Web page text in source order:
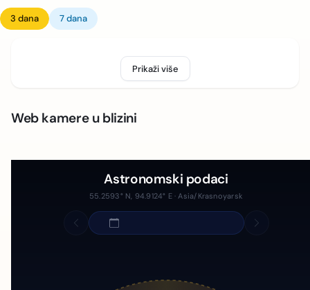
3 dana 7 dana
Prikaži više
Web kamere u blizini
Astronomski podaci
55.2593° N, 94.9124° E · Asia/Krasnoyarsk